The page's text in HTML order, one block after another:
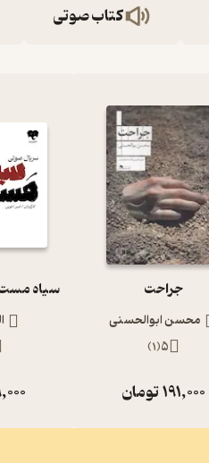
کتاب صوتی
جراحت
محسن ابوالحسنی
5
(
1
)
191,000تومان